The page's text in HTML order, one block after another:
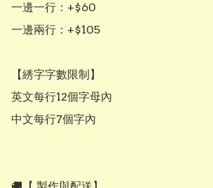
一邊一行：+$60
一邊兩行：+$105
【綉字字數限制】
英文每行12個字母內
中文每行7個字內